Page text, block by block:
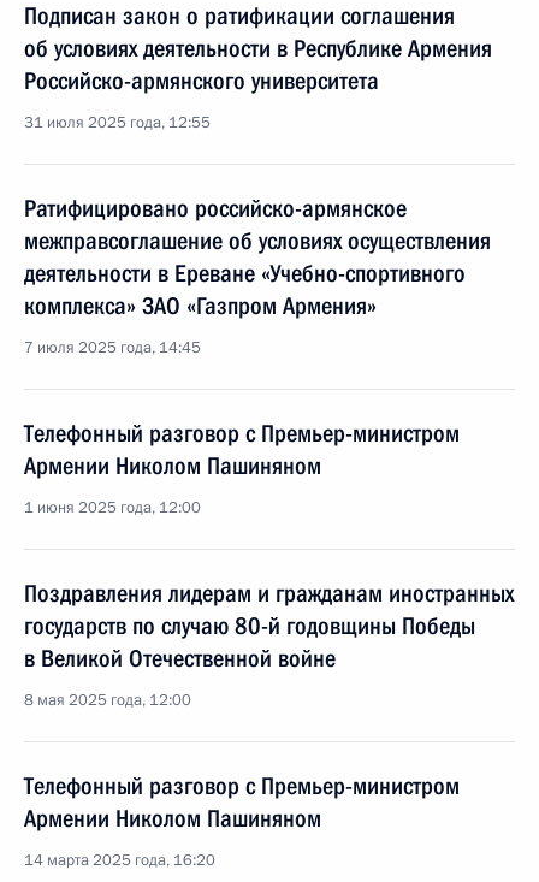
Подписан закон о ратификации соглашения
об условиях деятельности в Республике Армения
Российско-армянского университета
31 июля 2025 года, 12:55
Ратифицировано российско-армянское
межправсоглашение об условиях осуществления
деятельности в Ереване «Учебно-спортивного
комплекса» ЗАО «Газпром Армения»
7 июля 2025 года, 14:45
Телефонный разговор с Премьер-министром
Армении Николом Пашиняном
1 июня 2025 года, 12:00
Поздравления лидерам и гражданам иностранных
государств по случаю 80-й годовщины Победы
в Великой Отечественной войне
8 мая 2025 года, 12:00
Телефонный разговор с Премьер-министром
Армении Николом Пашиняном
14 марта 2025 года, 16:20